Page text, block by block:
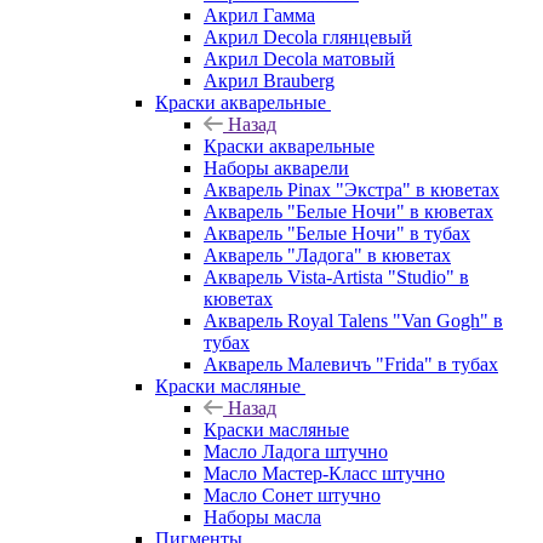
Акрил Гамма
Акрил Decola глянцевый
Акрил Decola матовый
Акрил Brauberg
Краски акварельные
Назад
Краски акварельные
Наборы акварели
Акварель Pinax "Экстра" в кюветах
Акварель "Белые Ночи" в кюветах
Акварель "Белые Ночи" в тубах
Акварель "Ладога" в кюветах
Акварель Vista-Artista "Studio" в
кюветах
Акварель Royal Talens "Van Gogh" в
тубах
Акварель Малевичъ "Frida" в тубах
Краски масляные
Назад
Краски масляные
Масло Ладога штучно
Масло Мастер-Класс штучно
Масло Сонет штучно
Наборы масла
Пигменты